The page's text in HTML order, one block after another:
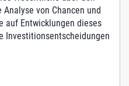
von Chancen und
auf Entwicklungen dieses
Investitionsentscheidungen